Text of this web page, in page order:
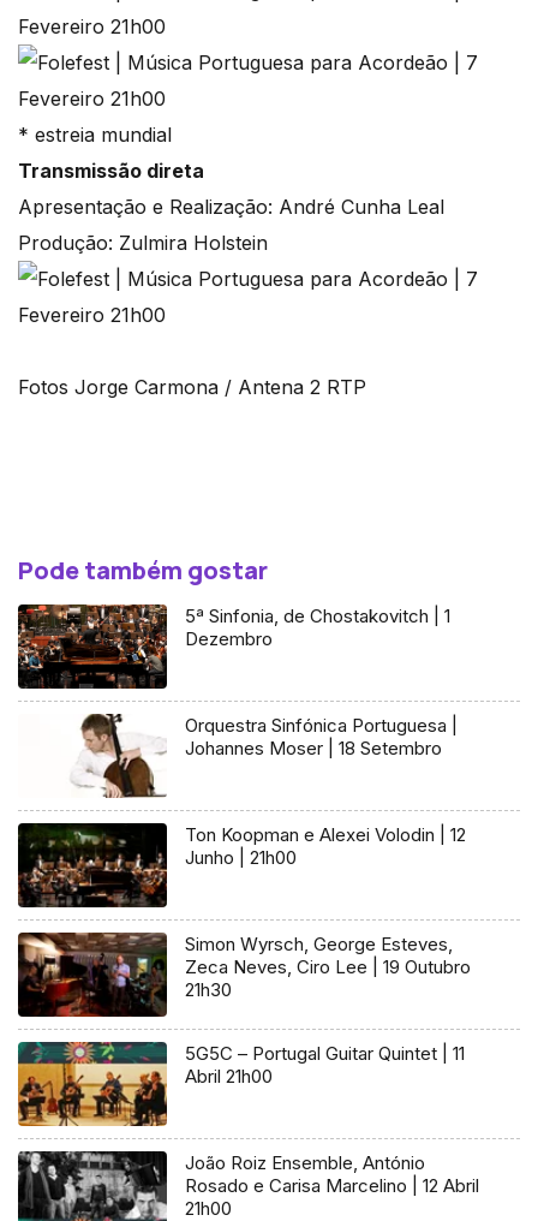
* estreia mundial
Transmissão direta
Apresentação e Realização: André Cunha Leal
Produção: Zulmira Holstein
Fotos Jorge Carmona / Antena 2 RTP
Pode também gostar
5ª Sinfonia, de Chostakovitch | 1
Dezembro
Orquestra Sinfónica Portuguesa |
Johannes Moser | 18 Setembro
Ton Koopman e Alexei Volodin | 12
Junho | 21h00
Simon Wyrsch, George Esteves,
Zeca Neves, Ciro Lee | 19 Outubro
21h30
5G5C – Portugal Guitar Quintet | 11
Abril 21h00
João Roiz Ensemble, António
Rosado e Carisa Marcelino | 12 Abril
21h00